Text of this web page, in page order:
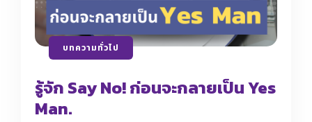
บทความทั่วไป
รู้จัก Say No! ก่อนจะกลายเป็น Yes
Man.